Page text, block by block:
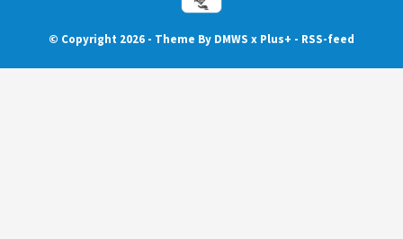
© Copyright 2026 - Theme By DMWS x Plus+ - RSS-feed